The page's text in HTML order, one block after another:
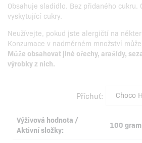
Obsahuje sladidlo. Bez přidaného cukru.
vyskytující cukry.
Neužívejte, pokud jste alergičtí na
Konzumace v nadměrném množství
Může obsahovat jiné ořechy, arašídy,
výrobky z nich.
Příchuť:
Výživová hodnota /
Aktivní složky:
100